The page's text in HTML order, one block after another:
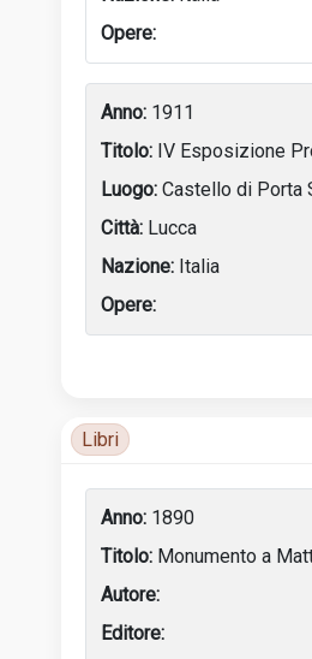
1911
IV Esposizione
Castello di Porta
Lucca
Italia
Libri
1890
Monumento a